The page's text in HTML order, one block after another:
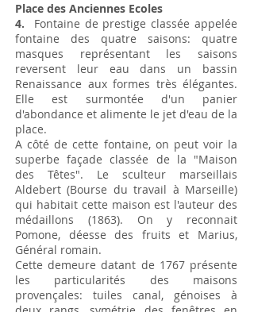
Place des Anciennes Ecoles
4. Fontaine de prestige classée appelée
fontaine des quatre saisons: quatre
masques représentant les saisons
reversent leur eau dans un bassin
Renaissance aux formes très élégantes.
Elle est surmontée d'un panier
d'abondance et alimente le jet d'eau de la
place.
A côté de cette fontaine, on peut voir la
superbe façade classée de la "Maison
des Têtes". Le sculteur marseillais
Aldebert (Bourse du travail à Marseille)
qui habitait cette maison est l'auteur des
médaillons (1863). On y reconnait
Pomone, déesse des fruits et Marius,
Général romain.
Cette demeure datant de 1767 présente
les particularités des maisons
provençales: tuiles canal, génoises à